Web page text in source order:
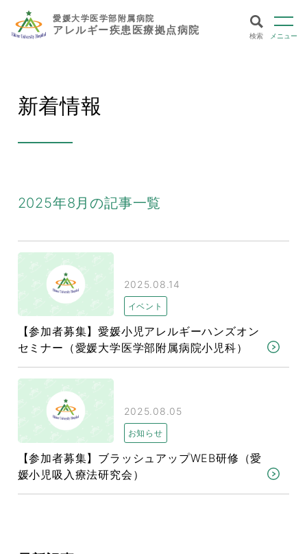
愛媛大学医学部附属病院
アレルギー疾患医療拠点病院 検索 メニュー
新着情報
2025年8月の記事一覧
2025.08.14
イベント
【参加者募集】愛媛小児アレルギーハンズオン
セミナー（愛媛大学医学部附属病院小児科）
2025.08.05
お知らせ
【参加者募集】ブラッシュアップWEB研修（愛
媛小児吸入療法研究会）